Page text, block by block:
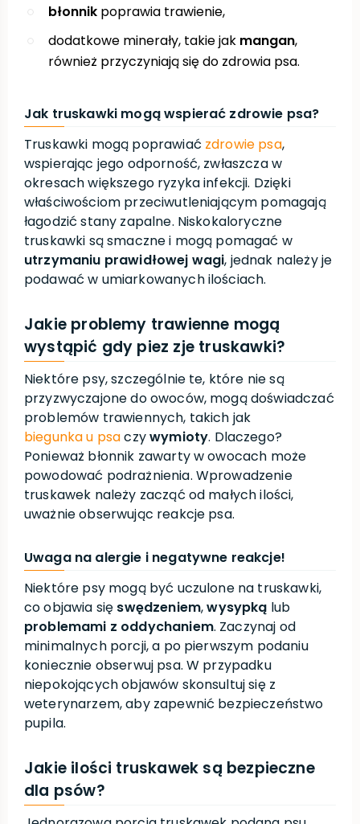
błonnik poprawia trawienie,
dodatkowe minerały, takie jak mangan,
również przyczyniają się do zdrowia psa.
Jak truskawki mogą wspierać zdrowie psa?
Truskawki mogą poprawiać zdrowie psa,
wspierając jego odporność, zwłaszcza w
okresach większego ryzyka infekcji. Dzięki
właściwościom przeciwutleniającym pomagają
łagodzić stany zapalne. Niskokaloryczne
truskawki są smaczne i mogą pomagać w
utrzymaniu prawidłowej wagi, jednak należy je
podawać w umiarkowanych ilościach.
Jakie problemy trawienne mogą
wystąpić gdy piez zje truskawki?
Niektóre psy, szczególnie te, które nie są
przyzwyczajone do owoców, mogą doświadczać
problemów trawiennych, takich jak
biegunka u psaczywymioty. Dlaczego?
Ponieważ błonnik zawarty w owocach może
powodować podrażnienia. Wprowadzenie
truskawek należy zacząć od małych ilości,
uważnie obserwując reakcje psa.
Uwaga na alergie i negatywne reakcje!
Niektóre psy mogą być uczulone na truskawki,
co objawia się swędzeniem,wysypką lub
problemami z oddychaniem. Zaczynaj od
minimalnych porcji, a po pierwszym podaniu
koniecznie obserwuj psa. W przypadku
niepokojących objawów skonsultuj się z
weterynarzem, aby zapewnić bezpieczeństwo
pupila.
Jakie ilości truskawek są bezpieczne
dla psów?